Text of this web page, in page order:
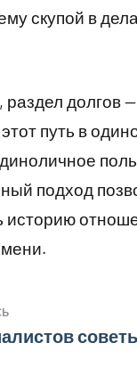
скупой в
раздел долгов
путь в
подход
историю